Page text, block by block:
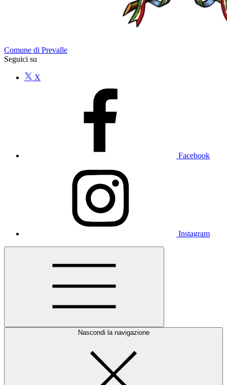
Comune di Prevalle
Seguici su
X
Facebook
Instagram
Nascondi la navigazione